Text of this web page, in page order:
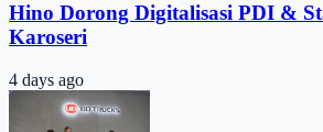
Hino Dorong Digitalisasi PDI &
Karoseri
4 days ago